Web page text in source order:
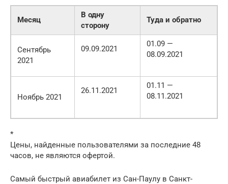
Месяц
В одну
сторону
Туда и обратно
Сентябрь
2021
09.09.2021
01.09 —
08.09.2021
Ноябрь 2021
26.11.2021
01.11 —
08.11.2021
*
Цены, найденные пользователями за последние 48
часов, не являются офертой.
Самый быстрый авиабилет из Сан-Паулу в Санкт-